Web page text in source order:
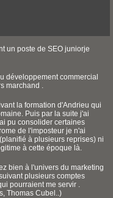
un poste de SEO juniorje
développement commercial
marchand .
la formation d'Andrieu qui
Puis par la suite j'ai
pu consolider certaines
de l'imposteur je n'ai
à plusieurs reprises) ni
à cette époque là.
bien à l'univers du marketing
plusieurs comptes
pourraient me servir .
Thomas Cubel..)